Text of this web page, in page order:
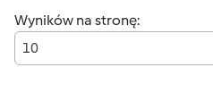
Wyników na stronę:
10